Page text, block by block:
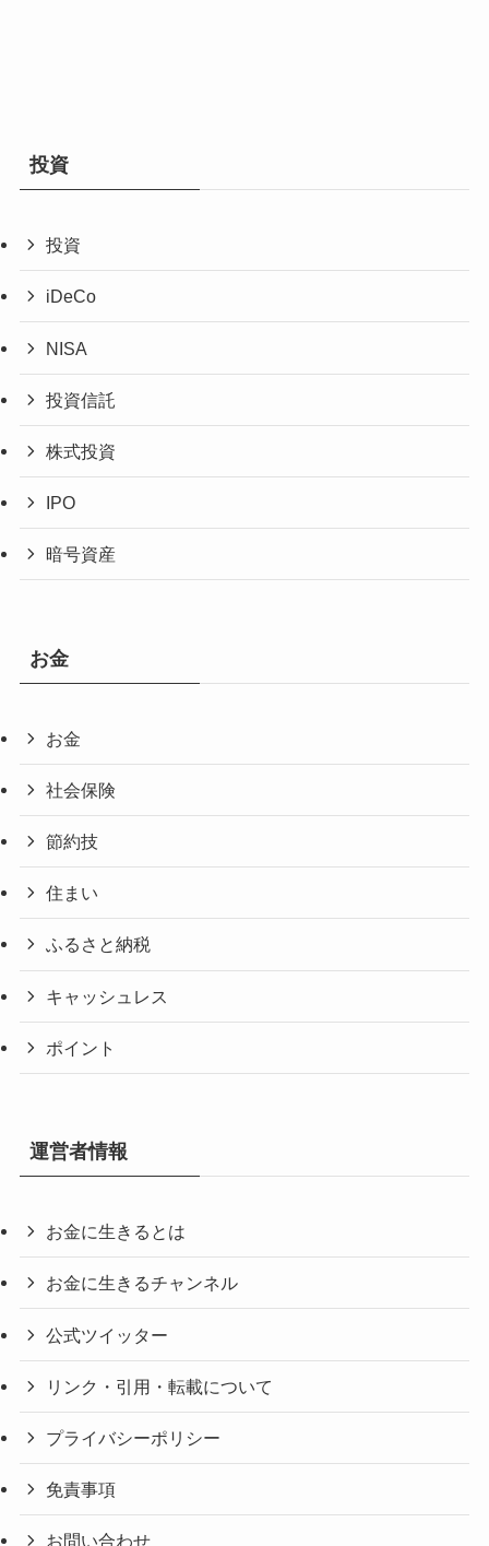
投資
投資
iDeCo
NISA
投資信託
株式投資
IPO
暗号資産
お金
お金
社会保険
節約技
住まい
ふるさと納税
キャッシュレス
ポイント
運営者情報
お金に生きるとは
お金に生きるチャンネル
公式ツイッター
リンク・引用・転載について
プライバシーポリシー
免責事項
お問い合わせ